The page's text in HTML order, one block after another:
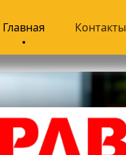
Главная Контакты